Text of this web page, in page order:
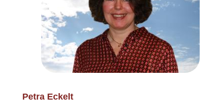
Petra Eckelt